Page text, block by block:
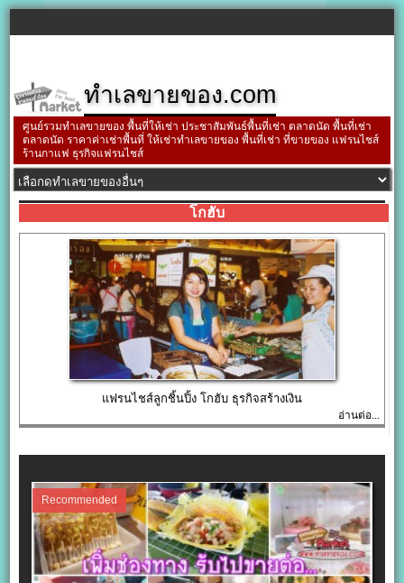
ทำเลขายของ.com
ศูนย์รวมทำเลขายของ พื้นที่ให้เช่า ประชาสัมพันธ์พื้นที่เช่า ตลาดนัด พื้นที่เช่า
ตลาดนัด ราคาค่าเช่าพื้นที่ ให้เช่าทำเลขายของ พื้นที่เช่า ที่ขายของ แฟรนไชส์
ร้านกาแฟ ธุรกิจแฟรนไชส์
โกฮับ
แฟรนไชส์ลูกชิ้นปิ้ง โกฮับ ธุรกิจสร้างเงิน
อ่านต่อ...
Recommended